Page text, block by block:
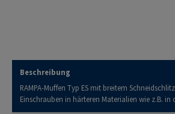
Beschreibung
RAMPA-Muffen Typ ES mit breitem
Einschrauben in härteren Materialien wie z.B.